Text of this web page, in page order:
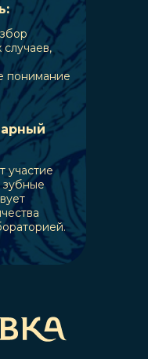
понимание
участие
зубные